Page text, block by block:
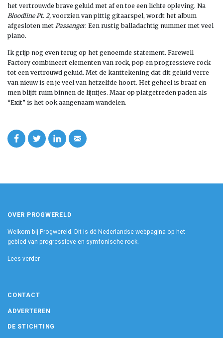
het vertrouwde brave geluid met af en toe een lichte opleving. Na
Bloodline Pt. 2, voorzien van pittig gitaarspel, wordt het album
afgesloten met Passenger. Een rustig balladachtig nummer met veel
piano.
Ik grijp nog even terug op het genoemde statement. Farewell
Factory combineert elementen van rock, pop en progressieve rock
tot een vertrouwd geluid. Met de kanttekening dat dit geluid verre
van nieuw is en je veel van hetzelfde hoort. Het geheel is braaf en
men blijft ruim binnen de lijntjes. Maar op platgetreden paden als
“Exit” is het ook aangenaam wandelen.
OVER PROGWERELD
Welkom bij Progwereld. Dit is dé Nederlandse webpagina op het
gebied van progressieve en symfonische rock.
Lees verder
CONTACT
ADVERTEREN
DE STICHTING